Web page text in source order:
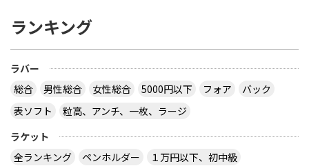
ランキング
ラバー
総合
男性総合 女性総合 5000円以下 フォア
バック
表ソフト
粒高、アンチ、一枚、ラージ
ラケット
全ランキング
ペンホルダー
１万円以下、初中級